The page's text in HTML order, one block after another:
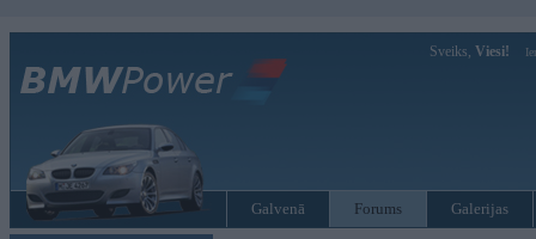
Sveiks, Viesi!
Galvenā Forums Galerijas